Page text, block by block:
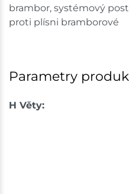
Parametry
H Věty:
brambor, systémový
proti plísni bramborové